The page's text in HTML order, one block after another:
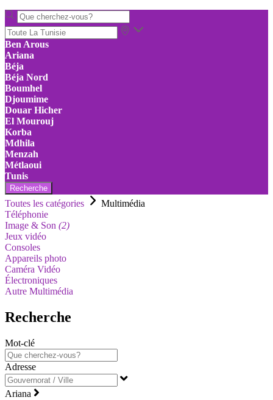
Ben Arous
Ariana
Béja
Béja Nord
Boumhel
Djoumime
Douar Hicher
El Mourouj
Korba
Mdhila
Menzah
Métlaoui
Tunis
Recherche
Toutes les catégories
Multimédia
Téléphonie
Image & Son (2)
Jeux vidéo
Consoles
Appareils photo
Caméra Vidéo
Électroniques
Autre Multimédia
Recherche
Mot-clé
Adresse
Ariana